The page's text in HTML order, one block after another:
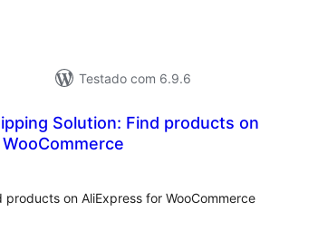
Testado com 6.9.6
Solution: Find products on
on AliExpress for WooCommerce